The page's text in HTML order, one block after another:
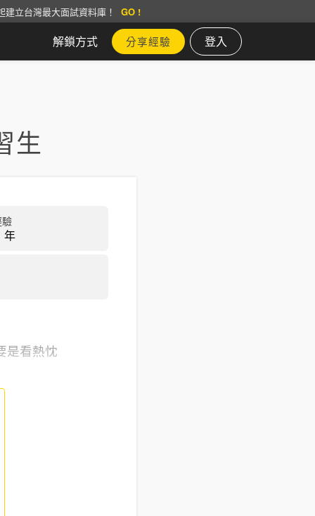
立台灣最大面試資料庫！ GO !
解鎖方式 分享經驗 登入
生
年
是看熱忱